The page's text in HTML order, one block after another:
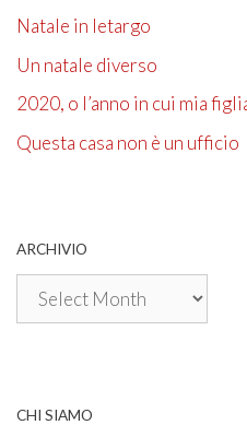
Natale in letargo
Un natale diverso
2020, o l’anno in cui mia
Questa casa non è un ufficio
ARCHIVIO
Archivio
CHI SIAMO